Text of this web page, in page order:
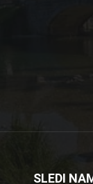
SLEDI